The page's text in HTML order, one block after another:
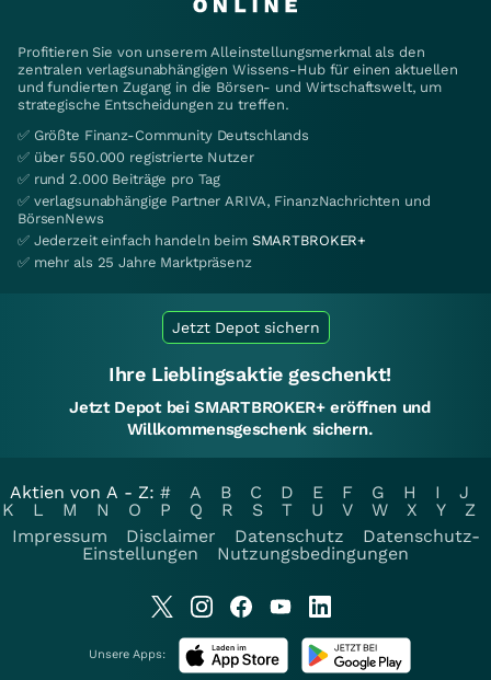
Profitieren Sie von unserem Alleinstellungsmerkmal als den
zentralen verlagsunabhängigen Wissens-Hub für einen aktuellen
und fundierten Zugang in die Börsen- und Wirtschaftswelt, um
strategische Entscheidungen zu treffen.
✅ Größte Finanz-Community Deutschlands
✅ über 550.000 registrierte Nutzer
✅ rund 2.000 Beiträge pro Tag
✅ verlagsunabhängige Partner ARIVA, FinanzNachrichten und
BörsenNews
✅ Jederzeit einfach handeln beim SMARTBROKER+
✅ mehr als 25 Jahre Marktpräsenz
Jetzt Depot sichern
Ihre Lieblingsaktie geschenkt!
Jetzt Depot bei SMARTBROKER+ eröffnen und
Willkommensgeschenk sichern.
Aktien von A - Z: # A B C D E F G H I
J
K
L M N O P Q R S T U V W X Y
Z
Impressum
Disclaimer Datenschutz
Datenschutz-
Einstellungen
Nutzungsbedingungen
Unsere Apps: